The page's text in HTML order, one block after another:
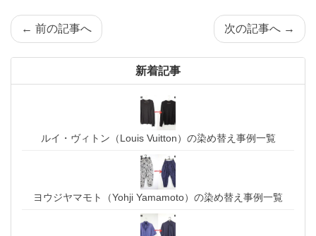
← 前の記事へ 次の記事へ →
新着記事
ルイ・ヴィトン（Louis Vuitton）の染め替え事例一覧
ヨウジヤマモト（Yohji Yamamoto）の染め替え事例一覧